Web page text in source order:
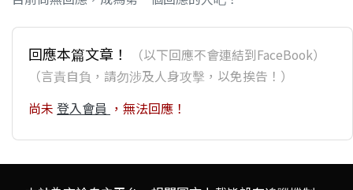
回應本篇文章！
（以下回應不會連結到FaceBook）
（言責自負，請勿涉及人身攻擊，以免挨告！）
尚未 登入會員 ，無法回應！